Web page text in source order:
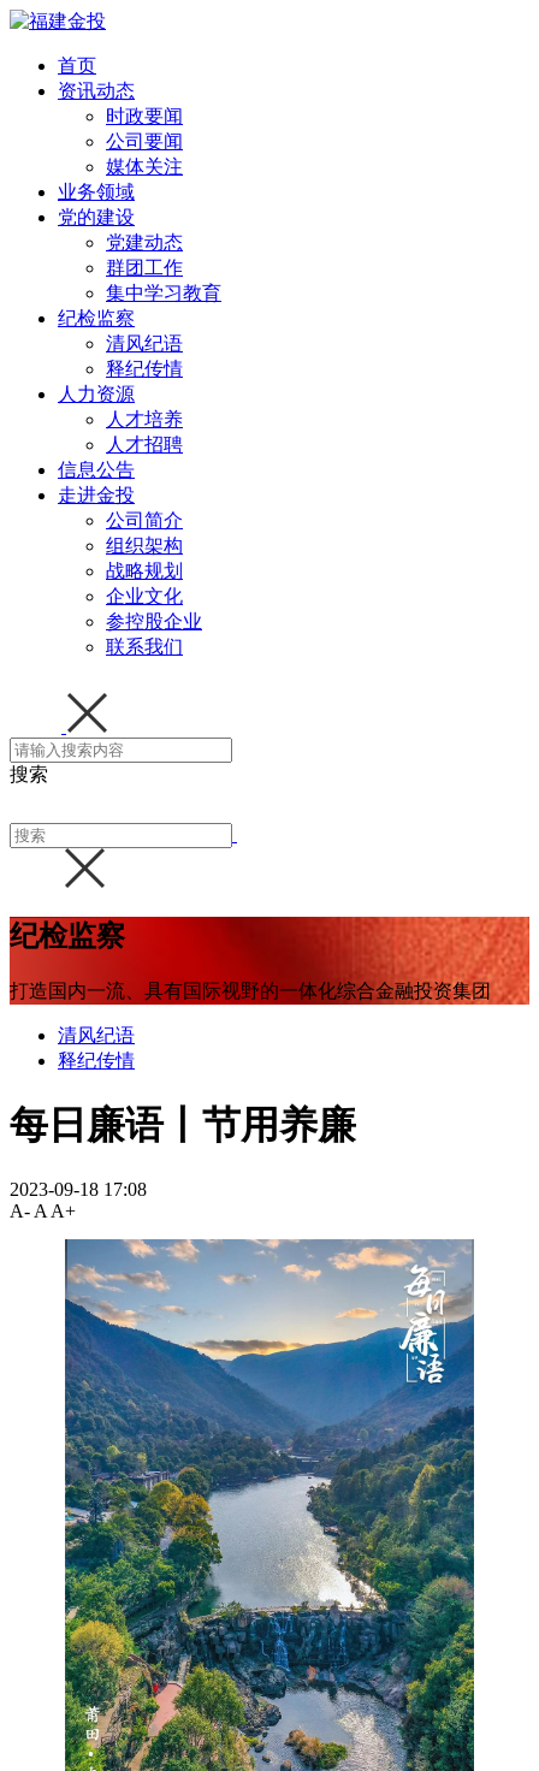
首页
资讯动态
时政要闻
公司要闻
媒体关注
业务领域
党的建设
党建动态
群团工作
集中学习教育
纪检监察
清风纪语
释纪传情
人力资源
人才培养
人才招聘
信息公告
走进金投
公司简介
组织架构
战略规划
企业文化
参控股企业
联系我们
搜索
纪检监察
打造国内一流、具有国际视野的一体化综合金融投资集团
清风纪语
释纪传情
每日廉语丨节用养廉
2023-09-18 17:08
A- A A+